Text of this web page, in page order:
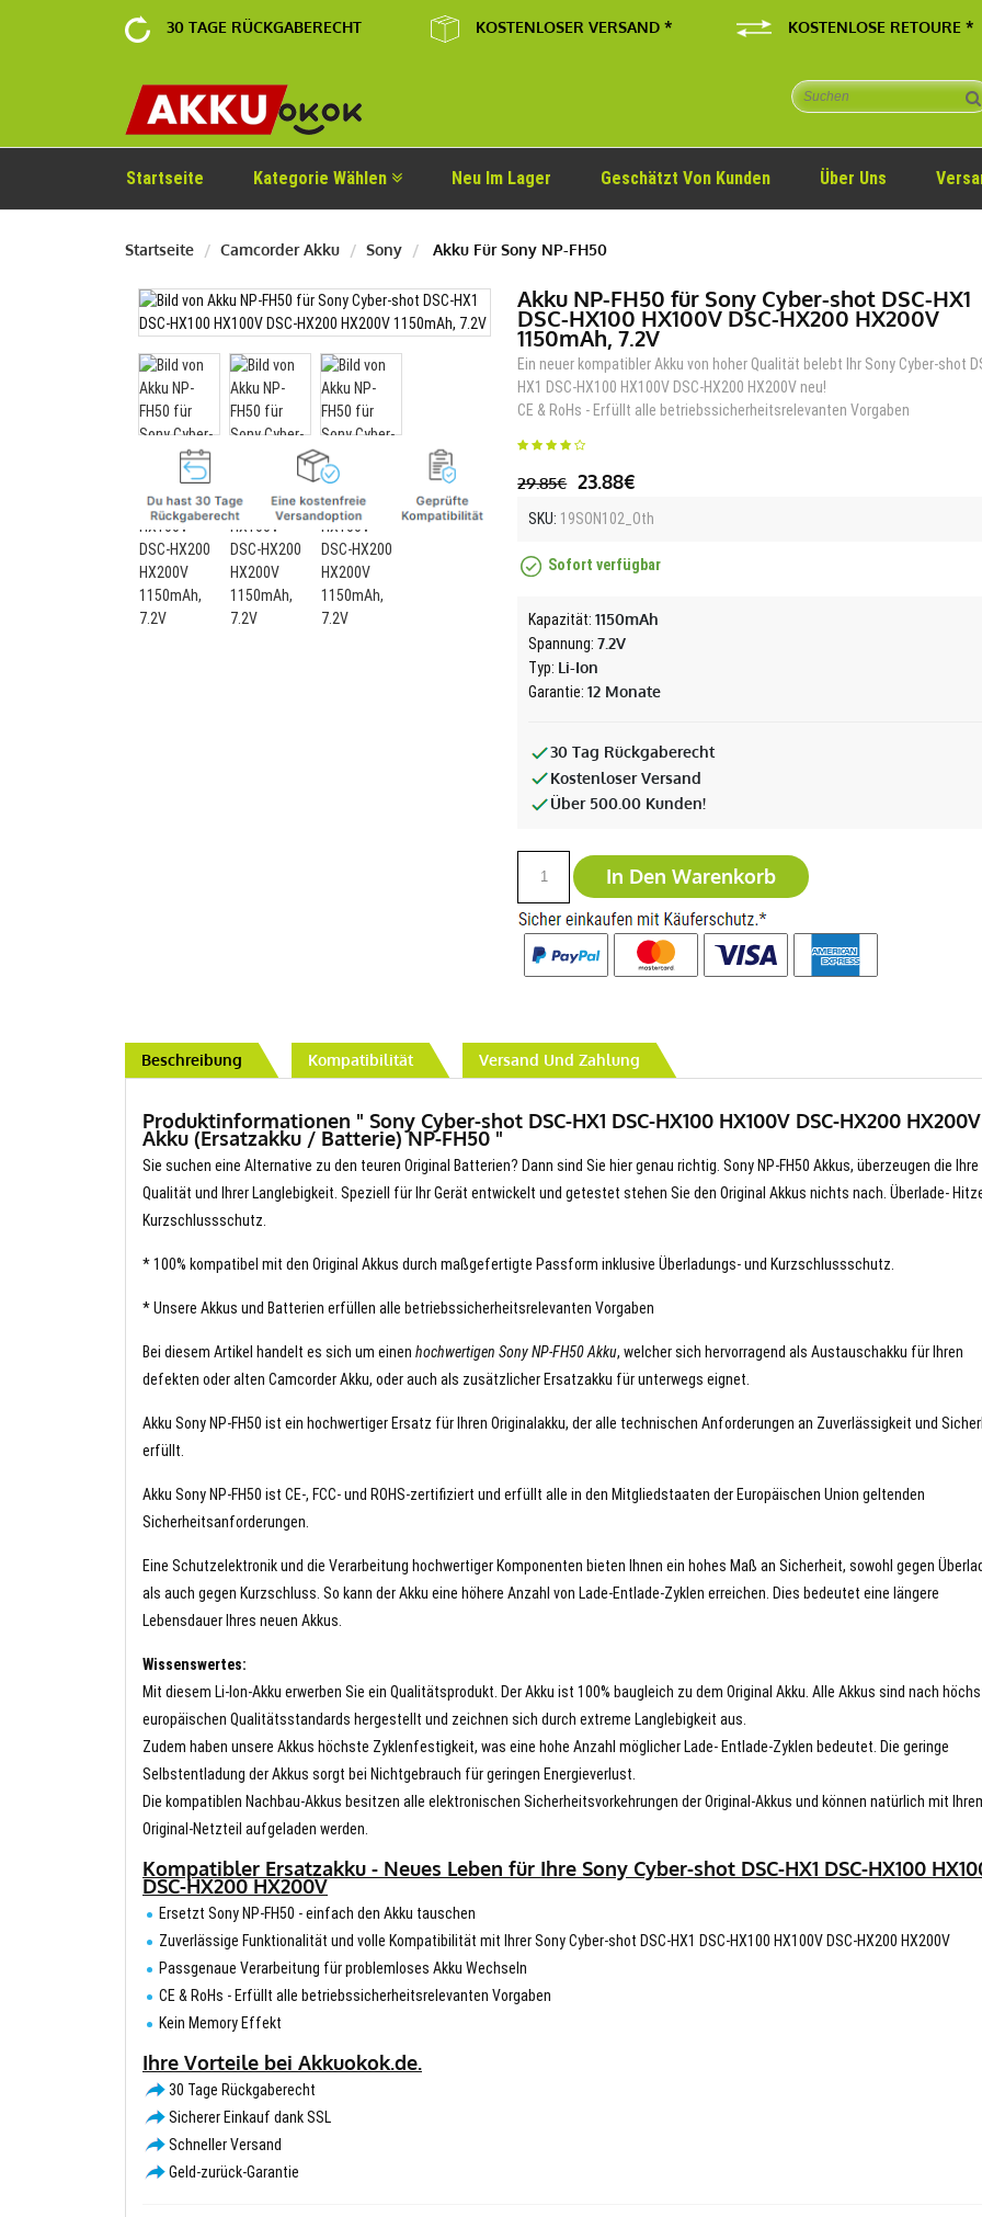
30 TAGE RÜCKGABERECHT KOSTENLOSER VERSAND * KOSTENLOSE RETOURE *
Startseite Kategorie Wählen Neu Im Lager Geschätzt Von Kunden Über Uns
Startseite Camcorder Akku Sony Akku Für Sony NP-FH50
Akku NP-FH50 für Sony Cyber-shot DSC-HX1
DSC-HX100 HX100V DSC-HX200 HX200V
1150mAh, 7.2V
Ein neuer kompatibler Akku von hoher Qualität belebt Ihr Sony Cyber-shot
HX1 DSC-HX100 HX100V DSC-HX200 HX200V neu!
CE & RoHs - Erfüllt alle betriebssicherheitsrelevanten Vorgaben
29.85€ 23.88€
SKU: 19SON102_Oth
Sofort verfügbar
Kapazität:1150mAh
Spannung:7.2V
Typ: Li-Ion
Garantie:12 Monate
30 Tag Rückgaberecht
Kostenloser Versand
Über 500.00 Kunden!
In Den Warenkorb
Beschreibung Kompatibilität Versand Und Zahlung
Produktinformationen " Sony Cyber-shot DSC-HX1 DSC-HX100 HX100V DSC-HX200 HX200V
Akku (Ersatzakku / Batterie) NP-FH50 "
Sie suchen eine Alternative zu den teuren Original Batterien? Dann sind Sie hier genau richtig. Sony NP-FH50 Akkus, überzeugen die Ihre
Qualität und Ihrer Langlebigkeit. Speziell für Ihr Gerät entwickelt und getestet stehen Sie den Original Akkus nichts nach. Überlade-
Kurzschlussschutz.
* 100% kompatibel mit den Original Akkus durch maßgefertigte Passform inklusive Überladungs- und Kurzschlussschutz.
* Unsere Akkus und Batterien erfüllen alle betriebssicherheitsrelevanten Vorgaben
Bei diesem Artikel handelt es sich um einen hochwertigen Sony NP-FH50 Akku, welcher sich hervorragend als Austauschakku für Ihren
defekten oder alten Camcorder Akku, oder auch als zusätzlicher Ersatzakku für unterwegs eignet.
Akku Sony NP-FH50 ist ein hochwertiger Ersatz für Ihren Originalakku, der alle technischen Anforderungen an Zuverlässigkeit und
erfüllt.
Akku Sony NP-FH50 ist CE-, FCC- und ROHS-zertifiziert und erfüllt alle in den Mitgliedstaaten der Europäischen Union geltenden
Sicherheitsanforderungen.
Eine Schutzelektronik und die Verarbeitung hochwertiger Komponenten bieten Ihnen ein hohes Maß an Sicherheit, sowohl gegen
als auch gegen Kurzschluss. So kann der Akku eine höhere Anzahl von Lade-Entlade-Zyklen erreichen. Dies bedeutet eine längere
Lebensdauer Ihres neuen Akkus.
Wissenswertes:
Mit diesem Li-Ion-Akku erwerben Sie ein Qualitätsprodukt. Der Akku ist 100% baugleich zu dem Original Akku. Alle Akkus sind nach
europäischen Qualitätsstandards hergestellt und zeichnen sich durch extreme Langlebigkeit aus.
Zudem haben unsere Akkus höchste Zyklenfestigkeit, was eine hohe Anzahl möglicher Lade- Entlade-Zyklen bedeutet. Die geringe
Selbstentladung der Akkus sorgt bei Nichtgebrauch für geringen Energieverlust.
Die kompatiblen Nachbau-Akkus besitzen alle elektronischen Sicherheitsvorkehrungen der Original-Akkus und können natürlich mit
Original-Netzteil aufgeladen werden.
Kompatibler Ersatzakku - Neues Leben für Ihre Sony Cyber-shot DSC-HX1 DSC-HX100
DSC-HX200 HX200V
Ersetzt Sony NP-FH50 - einfach den Akku tauschen
Zuverlässige Funktionalität und volle Kompatibilität mit Ihrer Sony Cyber-shot DSC-HX1 DSC-HX100 HX100V DSC-HX200 HX200V
Passgenaue Verarbeitung für problemloses Akku Wechseln
CE & RoHs - Erfüllt alle betriebssicherheitsrelevanten Vorgaben
Kein Memory Effekt
Ihre Vorteile bei Akkuokok.de.
30 Tage Rückgaberecht
Sicherer Einkauf dank SSL
Schneller Versand
Geld-zurück-Garantie